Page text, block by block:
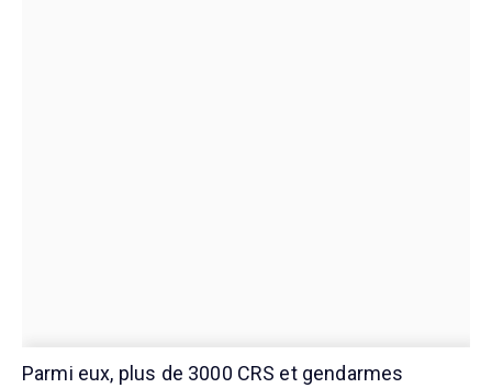
Parmi eux, plus de 3000 CRS et gendarmes